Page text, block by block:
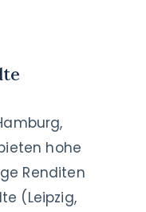
hohe
Renditen
(Leipzig,